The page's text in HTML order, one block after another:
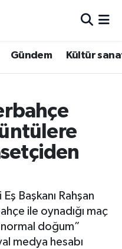
Gündem Kültür
Başkanı Rahşan
ile oynadığı maç
doğum”
medya hesabı
Fikstür